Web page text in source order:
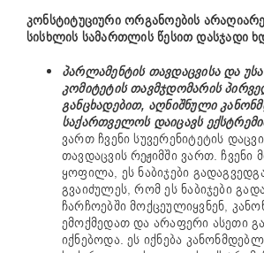
კონსტიტუციური ორგანოების
სისხლის სამართლის წესით დასჯადი
პარლამენტის თავდაცვისა და
კომიტეტის თავმჯდომარის
განცხადებით, აღნიშნული
საქართველოს დაიცავს
ვართ ჩვენი სუვერენიტეტის
თავდაცვის რეჟიმში ვართ. ჩვენი
ყოფილა, ეს ნაბიჯები
გვაიძულეს, რომ ეს ნაბიჯები
ჩარჩოებში მოქცეულიყვნენ,
ემოქმედათ და არაფერი ასეთი
იქნებოდა. ეს იქნება